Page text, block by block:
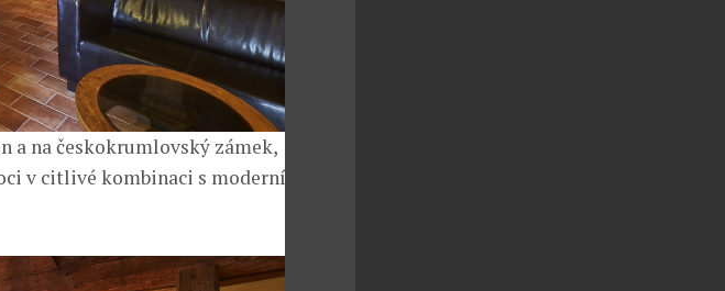
a na českokrumlovský zámek,
v citlivé kombinaci s moderním